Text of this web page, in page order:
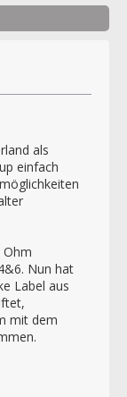
als
einfach
Ohm
Nun hat
Label aus
mit dem